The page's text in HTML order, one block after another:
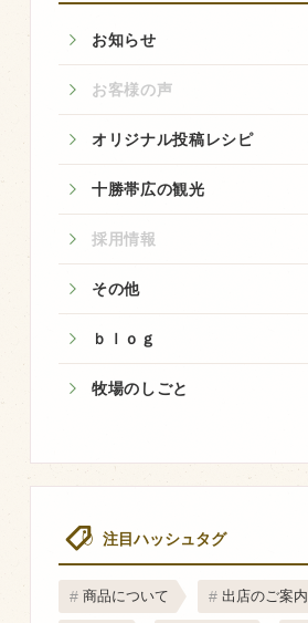
お知らせ
お客様の声
オリジナル投稿レシピ
十勝帯広の観光
採用情報
その他
ｂｌｏｇ
牧場のしごと
注目ハッシュタグ
商品について 出店のご案内